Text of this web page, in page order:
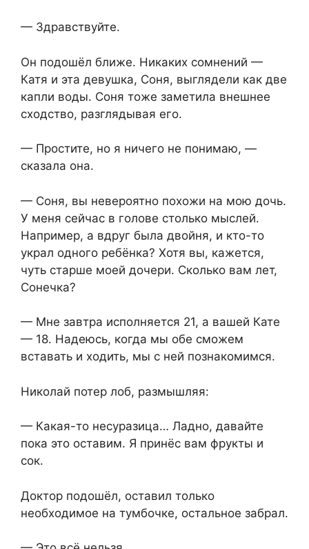
— Здравствуйте.
Он подошёл ближе. Никаких сомнений —
Катя и эта девушка, Соня, выглядели как две
капли воды. Соня тоже заметила внешнее
сходство, разглядывая его.
— Простите, но я ничего не понимаю, —
сказала она.
— Соня, вы невероятно похожи на мою дочь.
У меня сейчас в голове столько мыслей.
Например, а вдруг была двойня, и кто-то
украл одного ребёнка? Хотя вы, кажется,
чуть старше моей дочери. Сколько вам лет,
Сонечка?
— Мне завтра исполняется 21, а вашей Кате
— 18. Надеюсь, когда мы обе сможем
вставать и ходить, мы с ней познакомимся.
Николай потер лоб, размышляя:
— Какая-то несуразица… Ладно, давайте
пока это оставим. Я принёс вам фрукты и
сок.
Доктор подошёл, оставил только
необходимое на тумбочке, остальное забрал.